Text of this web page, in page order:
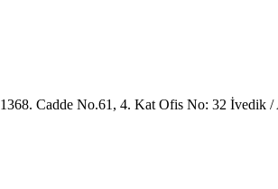
Cadde No.61, 4. Kat Ofis No: 32 İvedik